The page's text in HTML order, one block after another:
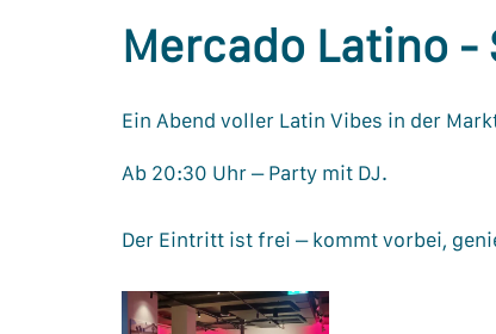
Mercado Latino -
Ein Abend voller Latin Vibes in der
Ab 20:30 Uhr – Party mit DJ.
Der Eintritt ist frei – kommt vorbei,